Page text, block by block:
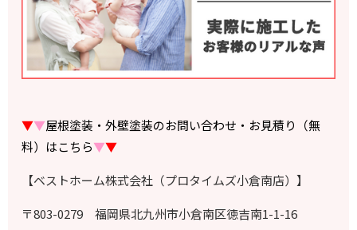
▼▼屋根塗装・外壁塗装のお問い合わせ・お見積り（無
料）はこちら▼▼
【ベストホーム株式会社（プロタイムズ小倉南店）】
〒803-0279 福岡県北九州市小倉南区徳吉南1-1-16